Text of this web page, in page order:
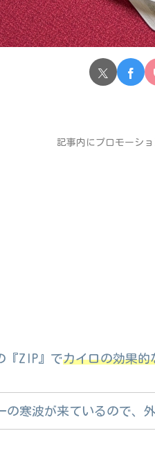
記事内にプロモーシ
『ZIP』でカイロの効果的
の寒波が来ているので、